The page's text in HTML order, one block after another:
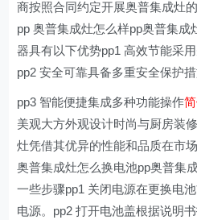
商按照合同约定开展奥普集成灶
pp 奥普集成灶怎么样pp奥普集
器具有以下优势pp1 高效节能采
pp2 安全可靠具备多重安全保护
pp3 智能便捷集成多种功能操作
美观大方外观设计时尚与厨房装
灶凭借其优异的性能和品质在市
奥普集成灶怎么换电池pp奥普集
一些步骤pp1 关闭电源在更换电
电源。pp2 打开电池盖根据说明